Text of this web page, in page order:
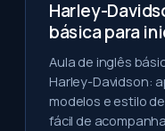
Harley-
básica para
Aula de inglês
Harley-Davidson:
modelos e estilo
fácil de